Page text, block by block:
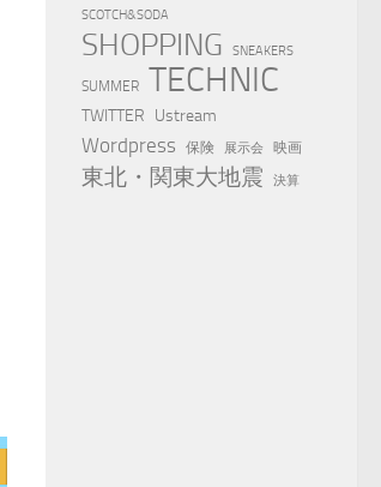
SCOTCH&SODA
SHOPPING SNEAKERS
SUMMER TECHNIC
TWITTER Ustream
Wordpress 保険 展示会 映画
東北・関東大地震 決算